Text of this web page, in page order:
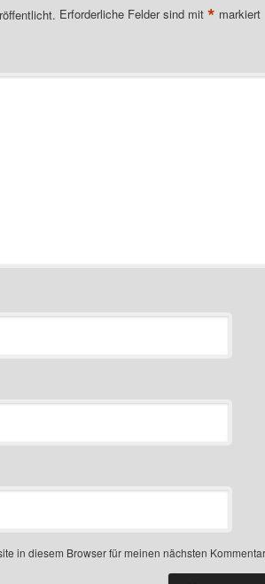
Erforderliche Felder sind mit * markiert
in diesem Browser für meinen nächsten